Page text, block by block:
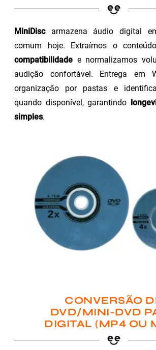
MiniDiscarmazena áudio digital
comum hoje. Extraímos o
compatibilidade e normalizamos
audição confortável. Entrega em
organização por pastas e
quando disponível, garantindo
simples.
CONVERSÃO
DVD/MINI-DVD
DIGITAL (MP4 OU